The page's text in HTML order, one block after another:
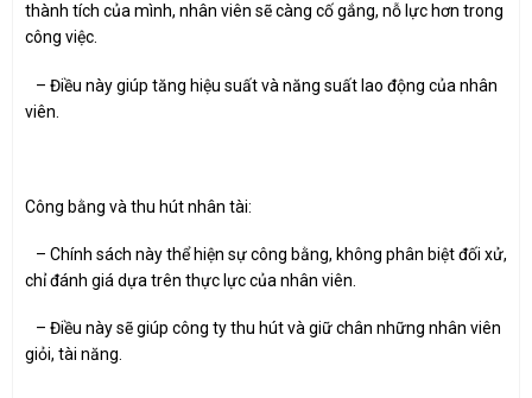
thành tích của mình, nhân viên sẽ càng cố gắng, nỗ lực hơn trong
công việc.
– Điều này giúp tăng hiệu suất và năng suất lao động của nhân
viên.
Công bằng và thu hút nhân tài:
– Chính sách này thể hiện sự công bằng, không phân biệt đối xử,
chỉ đánh giá dựa trên thực lực của nhân viên.
– Điều này sẽ giúp công ty thu hút và giữ chân những nhân viên
giỏi, tài năng.